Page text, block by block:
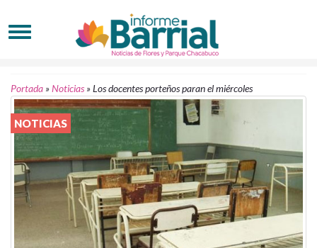
Portada »Noticias »Los docentes porteños paran el miércoles
NOTICIAS